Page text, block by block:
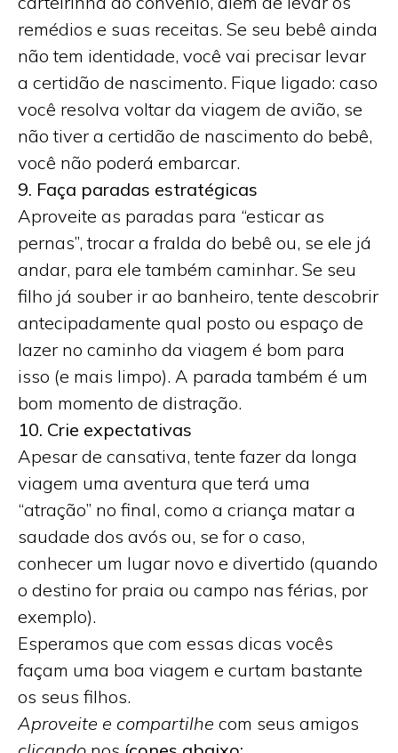
remédios e suas receitas. Se seu bebê ainda
não tem identidade, você vai precisar levar
a certidão de nascimento. Fique ligado: caso
você resolva voltar da viagem de avião, se
não tiver a certidão de nascimento do bebê,
você não poderá embarcar.
9. Faça paradas estratégicas
Aproveite as paradas para “esticar as
pernas”, trocar a fralda do bebê ou, se ele já
andar, para ele também caminhar. Se seu
filho já souber ir ao banheiro, tente descobrir
antecipadamente qual posto ou espaço de
lazer no caminho da viagem é bom para
isso (e mais limpo). A parada também é um
bom momento de distração.
10. Crie expectativas
Apesar de cansativa, tente fazer da longa
viagem uma aventura que terá uma
“atração” no final, como a criança matar a
saudade dos avós ou, se for o caso,
conhecer um lugar novo e divertido (quando
o destino for praia ou campo nas férias, por
exemplo).
Esperamos que com essas dicas vocês
façam uma boa viagem e curtam bastante
os seus filhos.
Aproveite e compartilhe com seus amigos